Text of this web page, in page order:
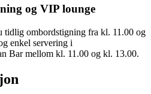
og VIP lounge
tidlig ombordstigning fra kl. 11.00 og
enkel servering i
Bar mellom kl. 11.00 og kl. 13.00.